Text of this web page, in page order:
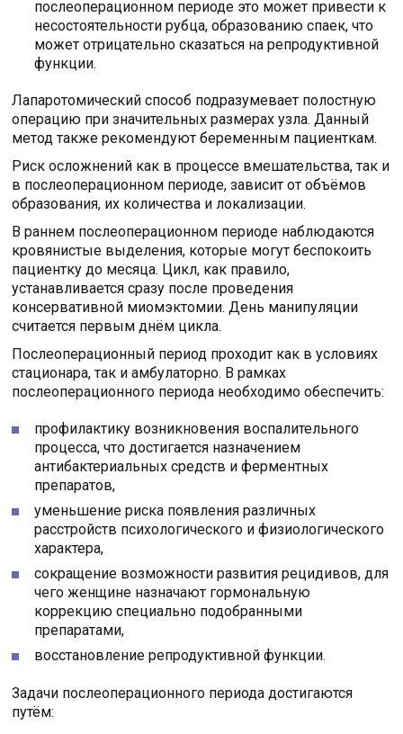
послеоперационном периоде это может привести к
несостоятельности рубца, образованию спаек, что
может отрицательно сказаться на репродуктивной
функции.
Лапаротомический способ подразумевает полостную
операцию при значительных размерах узла. Данный
метод также рекомендуют беременным пациенткам.
Риск осложнений как в процессе вмешательства, так и
в послеоперационном периоде, зависит от объёмов
образования, их количества и локализации.
В раннем послеоперационном периоде наблюдаются
кровянистые выделения, которые могут беспокоить
пациентку до месяца. Цикл, как правило,
устанавливается сразу после проведения
консервативной миомэктомии. День манипуляции
считается первым днём цикла.
Послеоперационный период проходит как в условиях
стационара, так и амбулаторно. В рамках
послеоперационного периода необходимо обеспечить:
профилактику возникновения воспалительного
процесса, что достигается назначением
антибактериальных средств и ферментных
препаратов,
уменьшение риска появления различных
расстройств психологического и физиологического
характера,
сокращение возможности развития рецидивов, для
чего женщине назначают гормональную
коррекцию специально подобранными
препаратами,
восстановление репродуктивной функции.
Задачи послеоперационного периода достигаются
путём: